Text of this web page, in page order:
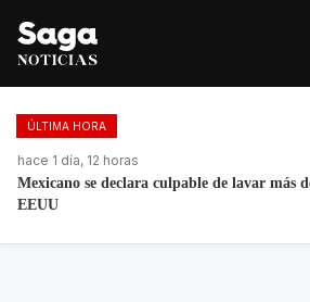
ÚLTIMA HORA
hace 1 día, 12 horas
Mexicano se declara culpable de lavar más
EEUU